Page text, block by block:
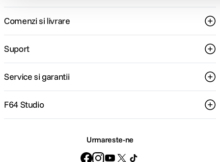
Comenzi si livrare
Suport
Service si garantii
F64 Studio
Urmareste-ne